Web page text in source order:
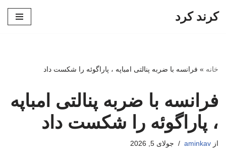
کرند کرد
خانه » فرانسه با ضربه پنالتی امباپه ، پاراگوئه را شکست داد
فرانسه با ضربه پنالتی امباپه
، پاراگوئه را شکست داد
از aminkav جولای 5, 2026